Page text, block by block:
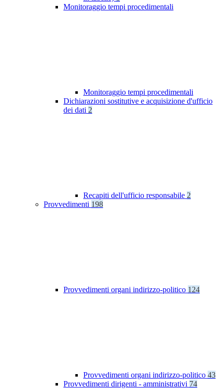
Monitoraggio tempi procedimentali
Monitoraggio tempi procedimentali
Dichiarazioni sostitutive e acquisizione d'ufficio
dei dati 2
Recapiti dell'ufficio responsabile 2
Provvedimenti 198
Provvedimenti organi indirizzo-politico 124
Provvedimenti organi indirizzo-politico 43
Provvedimenti dirigenti - amministrativi 74